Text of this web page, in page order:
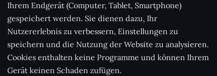
Ihrem Endgerät (Computer, Tablet, Smartphone)
gespeichert werden. Sie dienen dazu, Ihr
Nutzererlebnis zu verbessern, Einstellungen zu
speichern und die Nutzung der Website zu analysieren.
Cookies enthalten keine Programme und können Ihrem
Gerät keinen Schaden zufügen.